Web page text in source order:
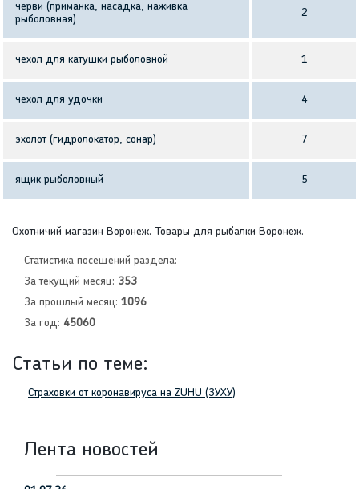
черви (приманка, насадка, наживка
рыболовная)
2
чехол для катушки рыболовной 1
чехол для удочки 4
эхолот (гидролокатор, сонар) 7
ящик рыболовный 5
Охотничий магазин Воронеж. Товары для рыбалки Воронеж.
Статистика посещений раздела:
За текущий месяц: 353
За прошлый месяц: 1096
За год: 45060
Статьи по теме:
Страховки от коронавируса на ZUHU (ЗУХУ)
Лента новостей